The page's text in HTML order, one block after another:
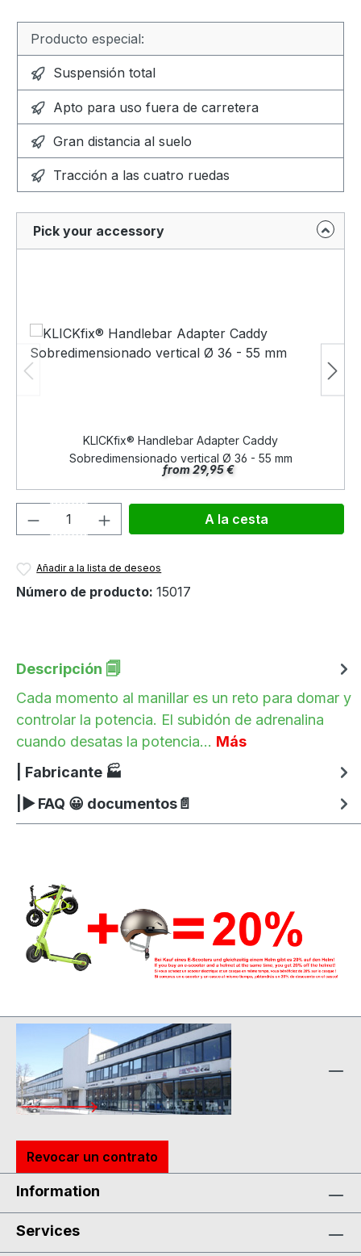
Producto especial:
Suspensión total
Apto para uso fuera de carretera
Gran distancia al suelo
Tracción a las cuatro ruedas
Pick your accessory
KLICKfix® Handlebar Adapter Caddy
Sobredimensionado vertical Ø 36 - 55 mm
from 29,95 €
Cantidad del producto: introduce la
A la cesta
Añadir a la lista de deseos
Número de producto: 15017
Descripción 🗐
Cada momento al manillar es un reto para domar y
controlar la potencia. El subidón de adrenalina
cuando desatas la potencia… Más
| Fabricante 🏭
|▶ FAQ 😀 documentos📄
Revocar un contrato
Information
Services